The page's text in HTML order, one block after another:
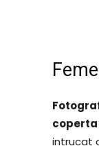
intrucat